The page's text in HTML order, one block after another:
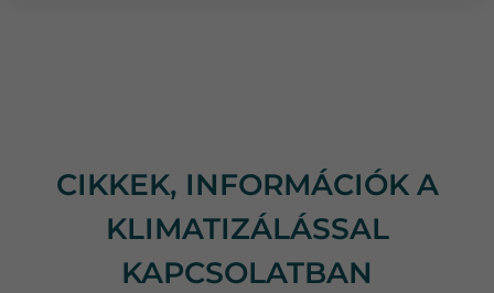
CIKKEK, INFORMÁCIÓK A
KLIMATIZÁLÁSSAL
KAPCSOLATBAN